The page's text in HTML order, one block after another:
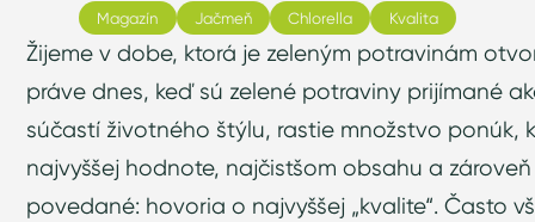
Magazín
Jačmeň Chlorella Kvalita
Žijeme v dobe, ktorá je zeleným potravinám
práve dnes, keď sú zelené potraviny prijímané
súčastí životného štýlu, rastie množstvo ponúk,
najvyššej hodnote, najčistšom obsahu a
povedané: hovoria o najvyššej „kvalite“. Často